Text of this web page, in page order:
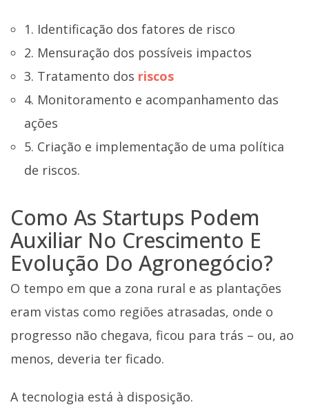
1. Identificação dos fatores de risco
2. Mensuração dos possíveis impactos
3. Tratamento dos riscos
4. Monitoramento e acompanhamento das
ações
5. Criação e implementação de uma política
de riscos.
Como As Startups Podem
Auxiliar No Crescimento E
Evolução Do Agronegócio?
O tempo em que a zona rural e as plantações
eram vistas como regiões atrasadas, onde o
progresso não chegava, ficou para trás – ou, ao
menos, deveria ter ficado.
A tecnologia está à disposição.